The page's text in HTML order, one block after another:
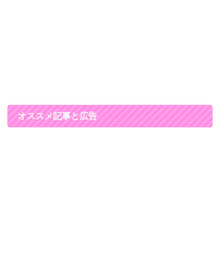
オススメ記事と広告